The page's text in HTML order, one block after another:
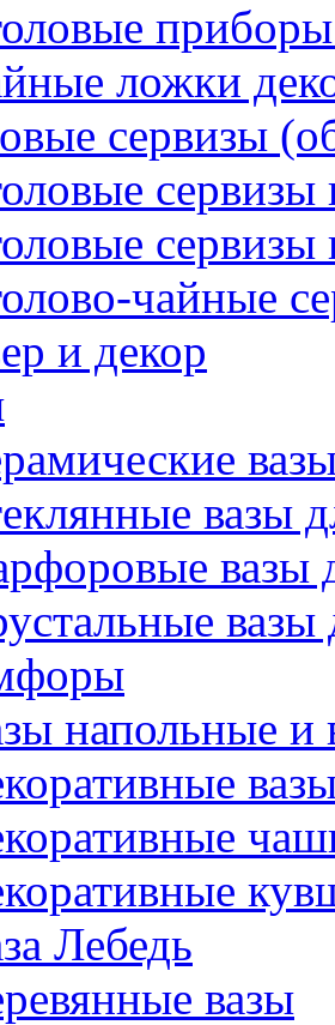
ложки
сервизы
сервизы
сервизы
чайные
и декор
вазы
вазы
вазы
напольные и
Лебедь
вазы